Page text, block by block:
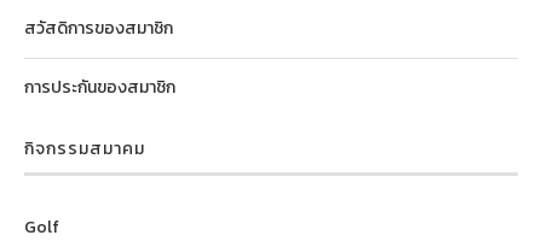
สวัสดิการของสมาชิก
การประกันของสมาชิก
กิจกรรมสมาคม
Golf